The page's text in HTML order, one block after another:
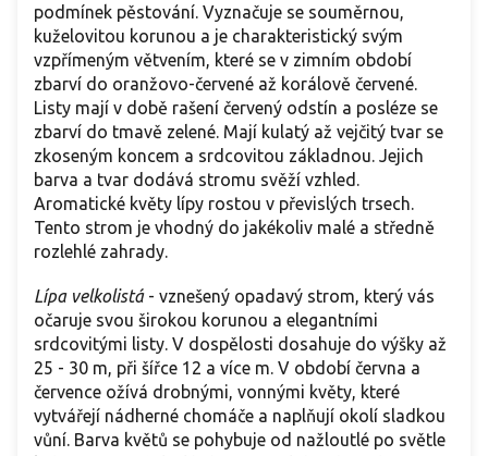
podmínek pěstování. Vyznačuje se souměrnou,
kuželovitou korunou a je charakteristický svým
vzpřímeným větvením, které se v zimním období
zbarví do oranžovo-červené až korálově červené.
Listy mají v době rašení červený odstín a posléze se
zbarví do tmavě zelené. Mají kulatý až vejčitý tvar se
zkoseným koncem a srdcovitou základnou. Jejich
barva a tvar dodává stromu svěží vzhled.
Aromatické květy lípy rostou v převislých trsech.
Tento strom je vhodný do jakékoliv malé a středně
rozlehlé zahrady.
Lípa velkolistá - vznešený opadavý strom, který vás
očaruje svou širokou korunou a elegantními
srdcovitými listy. V dospělosti dosahuje do výšky až
25 - 30 m, při šířce 12 a více m. V období června a
července ožívá drobnými, vonnými květy, které
vytvářejí nádherné chomáče a naplňují okolí sladkou
vůní. Barva květů se pohybuje od nažloutlé po světle